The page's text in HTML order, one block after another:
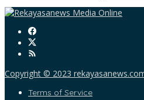
Copyright © 2023
Terms of Service